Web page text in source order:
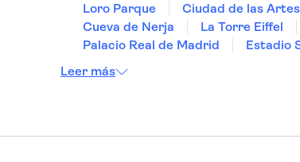
Loro Parque Ciudad de las
Cueva de Nerja
La Torre Eiffel
Palacio Real de Madrid
Estadio
Leer más